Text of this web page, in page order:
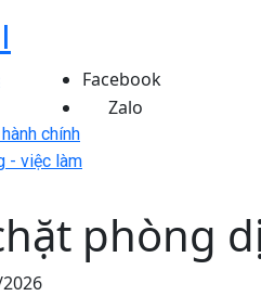
chính
- việc làm
Facebook
Zalo
phòng